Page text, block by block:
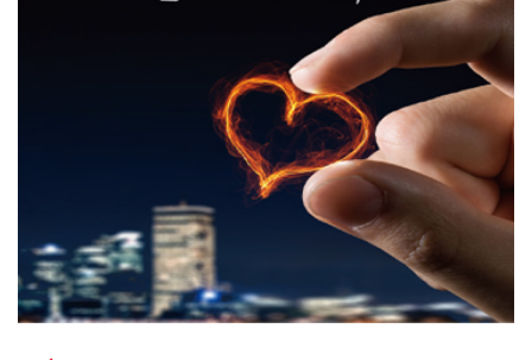
公司产品量价齐升 上半年净利润同比增长94.39% 五洲特纸：
上半年净利润2.3亿元 同比增长88.95% 光华科技：上半年净利
润9428.5万元 同比增长67.56% 超频三：上半年净利润
1732.46万元 同比增长53.2% 盛美上海：上半年净利润9.89亿
元，同比增长42.14% 百川股份：上半年净利润7076.63万元
同比增长31.23% 信音电子业绩快报：上半年净利润4124.54万
元 同比增长24.63% 御银股份：上半年净利润1213.33万元 同
比增长14.25% 圣晖集成业绩快报：上半年净利润6987.09万元
同比增长11.86% 思维列控：上半年净利润3.18亿元 同比增长
4.65% 冠豪高新：上半年净利润2.13亿元 同比扭亏 朗科科
技：上半年净利润9507.97万元 同比扭亏为盈 立昂微：上半年
净利润8397.26万元 同比扭亏为盈 交投生态：上半年净利润